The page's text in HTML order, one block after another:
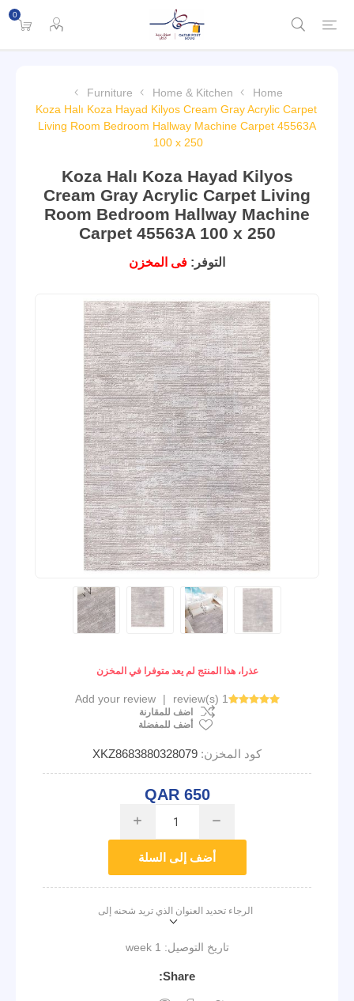
0
Home
Home & Kitchen
Furniture
Koza Halı Koza Hayad Kilyos Cream Gray Acrylic Carpet
Living Room Bedroom Hallway Machine Carpet 45563A
100 x 250
Koza Halı Koza Hayad Kilyos
Cream Gray Acrylic Carpet Living
Room Bedroom Hallway Machine
Carpet 45563A 100 x 250
التوفر: فى المخزن
عذرا، هذا المنتج لم يعد متوفرا في المخزن
1 review(s)
|
Add your review
اضف للمقارنة
أضف للمفضلة
كود المخزن: XKZ8683880328079
QAR 650
i h
أضف إلى السلة
الرجاء تحديد العنوان الذي تريد شحنه إلى
تاريخ التوصيل: 1 week
Share: